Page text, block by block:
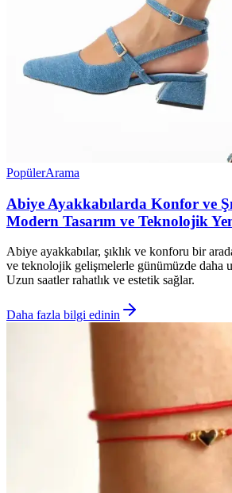
PopülerArama
Abiye Ayakkabılarda Konfor ve
Modern Tasarım ve Teknolojik
Abiye ayakkabılar, şıklık ve konforu bir
ve teknolojik gelişmelerle günümüzde daha
Uzun saatler rahatlık ve estetik sağlar.
Daha fazla bilgi edinin